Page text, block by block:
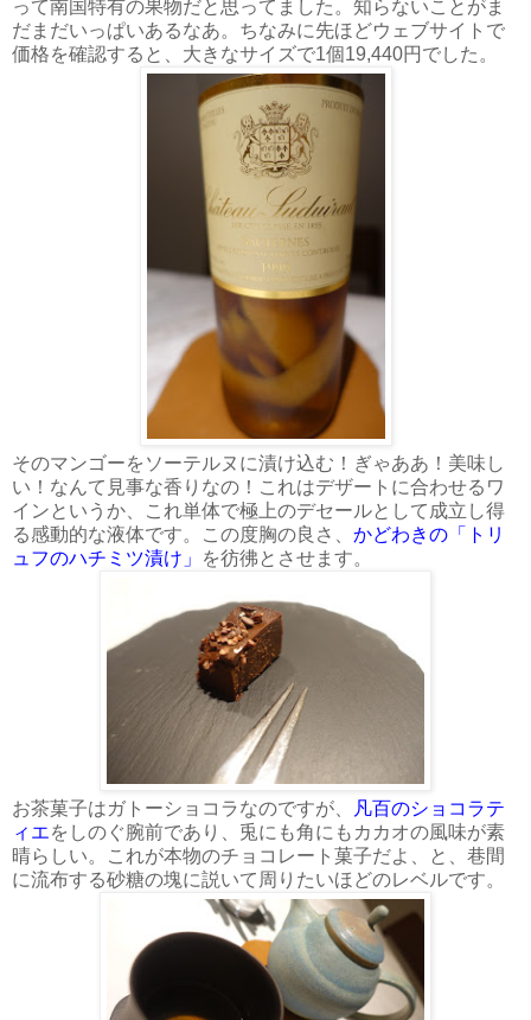
って南国特有の果物だと思ってました。知らないことがま
だまだいっぱいあるなあ。ちなみに先ほどウェブサイトで
価格を確認すると、大きなサイズで1個19,440円でした。
そのマンゴーをソーテルヌに漬け込む！ぎゃああ！美味し
い！なんて見事な香りなの！これはデザートに合わせるワ
インというか、これ単体で極上のデセールとして成立し得
る感動的な液体です。この度胸の良さ、 かどわきの「トリ
ュフのハチミツ漬け」
を彷彿とさせます。
お茶菓子はガトーショコラなのですが、
凡百のショコラテ
ィエをしのぐ腕前であり、兎にも角にもカカオの風味が素
晴らしい。これが本物のチョコレート菓子だよ、と、巷間
に流布する砂糖の塊に説いて周りたいほどのレベルです。